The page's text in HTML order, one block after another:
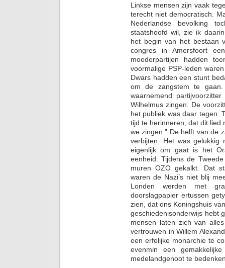
Linkse mensen zijn vaak
terecht niet democratisch.
Nederlandse bevolking
staatshoofd wil, zie ik
het begin van het bestaan
congres in Amersfoort
moederpartijen hadden
voormalige PSP-leden
Dwars hadden een stunt
om de zangstem te
waarnemend
Wilhelmus zingen. De
het publiek was daar tegen.
tijd te herinneren, dat dit lied
we zingen.” De helft van de
verbijten. Het was
eigenlijk om gaat is het
eenheid. Tijdens de
muren OZO gekalkt. Dat
waren de Nazi’s niet blij
Londen werden met
doorslagpapier ertussen
zien, dat ons Koningshuis
geschiedenisonderwijs hebt
mensen laten zich van
vertrouwen in Willem
een erfelijke monarchie te
evenmin een
medelandgenoot te